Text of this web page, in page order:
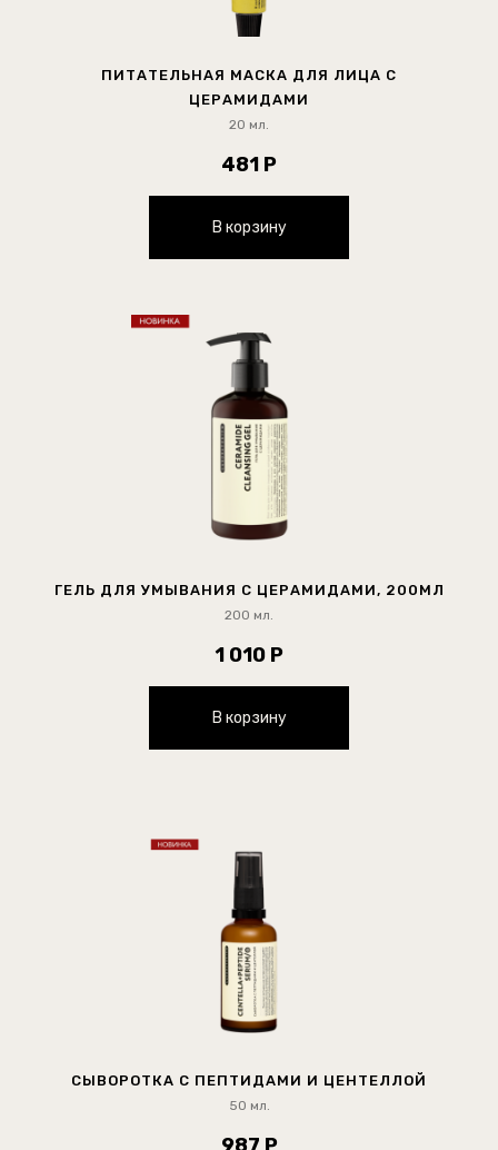
ПИТАТЕЛЬНАЯ МАСКА ДЛЯ ЛИЦА С
ЦЕРАМИДАМИ
20 мл.
481 Р
В корзину
ГЕЛЬ ДЛЯ УМЫВАНИЯ С ЦЕРАМИДАМИ, 200МЛ
200 мл.
1 010 Р
В корзину
СЫВОРОТКА С ПЕПТИДАМИ И ЦЕНТЕЛЛОЙ
50 мл.